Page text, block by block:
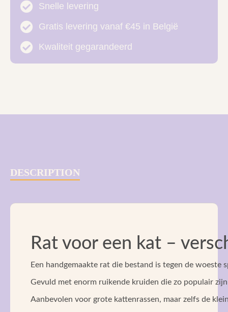
Snelle levering
Gratis levering vanaf €45 in België
Kwaliteit gegarandeerd
DESCRIPTION
Rat voor een kat –
Een handgemaakte rat die bestand is tegen de woeste
Gevuld met enorm ruikende kruiden die zo populair
Aanbevolen voor grote kattenrassen, maar zelfs de